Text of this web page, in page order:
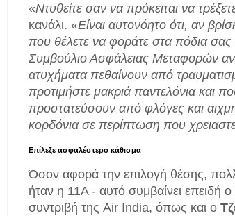
«Ντυθείτε σαν να πρόκειται να
κανάλι. «Είναι αυτονόητο ότι, αν
που θέλετε να φοράτε στα πόδια
Συμβούλιο Ασφάλειας Μεταφορών
ατυχήματα πεθαίνουν από
προτιμήστε μακριά παντελόνια και
προστατεύσουν από φλόγες και
κορδόνια σε περίπτωση που
Επίλεξε ασφαλέστερο κάθισμα
Όσον αφορά την επιλογή θέσης,
ήταν η 11Α - αυτό συμβαίνει επειδή ο
συντριβή της Air India, όπως και ο